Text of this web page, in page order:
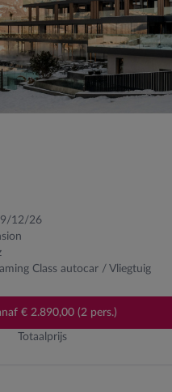
12/26
Class autocar / Vliegtuig
€ 2.890,00 (2 pers.)
Totaalprijs